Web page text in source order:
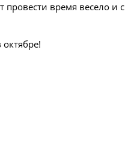
провести время весело и с